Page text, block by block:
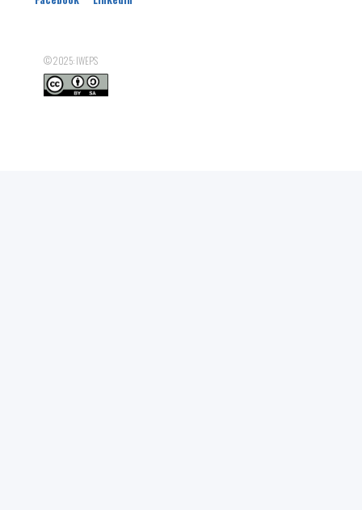
Nombre d'ETP SICE de femmes de 50 ans et plus
Nombre total d'ETP SICE de femmes
© 2025: IWEPS